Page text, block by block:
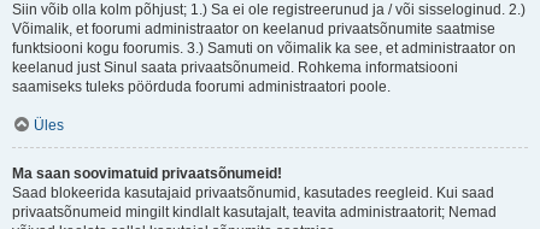
Siin võib olla kolm põhjust; 1.) Sa ei ole registreerunud ja / või sisseloginud. 2.)
Võimalik, et foorumi administraator on keelanud privaatsõnumite saatmise
funktsiooni kogu foorumis. 3.) Samuti on võimalik ka see, et administraator on
keelanud just Sinul saata privaatsõnumeid. Rohkema informatsiooni
saamiseks tuleks pöörduda foorumi administraatori poole.
Üles
Ma saan soovimatuid privaatsõnumeid!
Saad blokeerida kasutajaid privaatsõnumid, kasutades reegleid. Kui saad
privaatsõnumeid mingilt kindlalt kasutajalt, teavita administraatorit; Nemad